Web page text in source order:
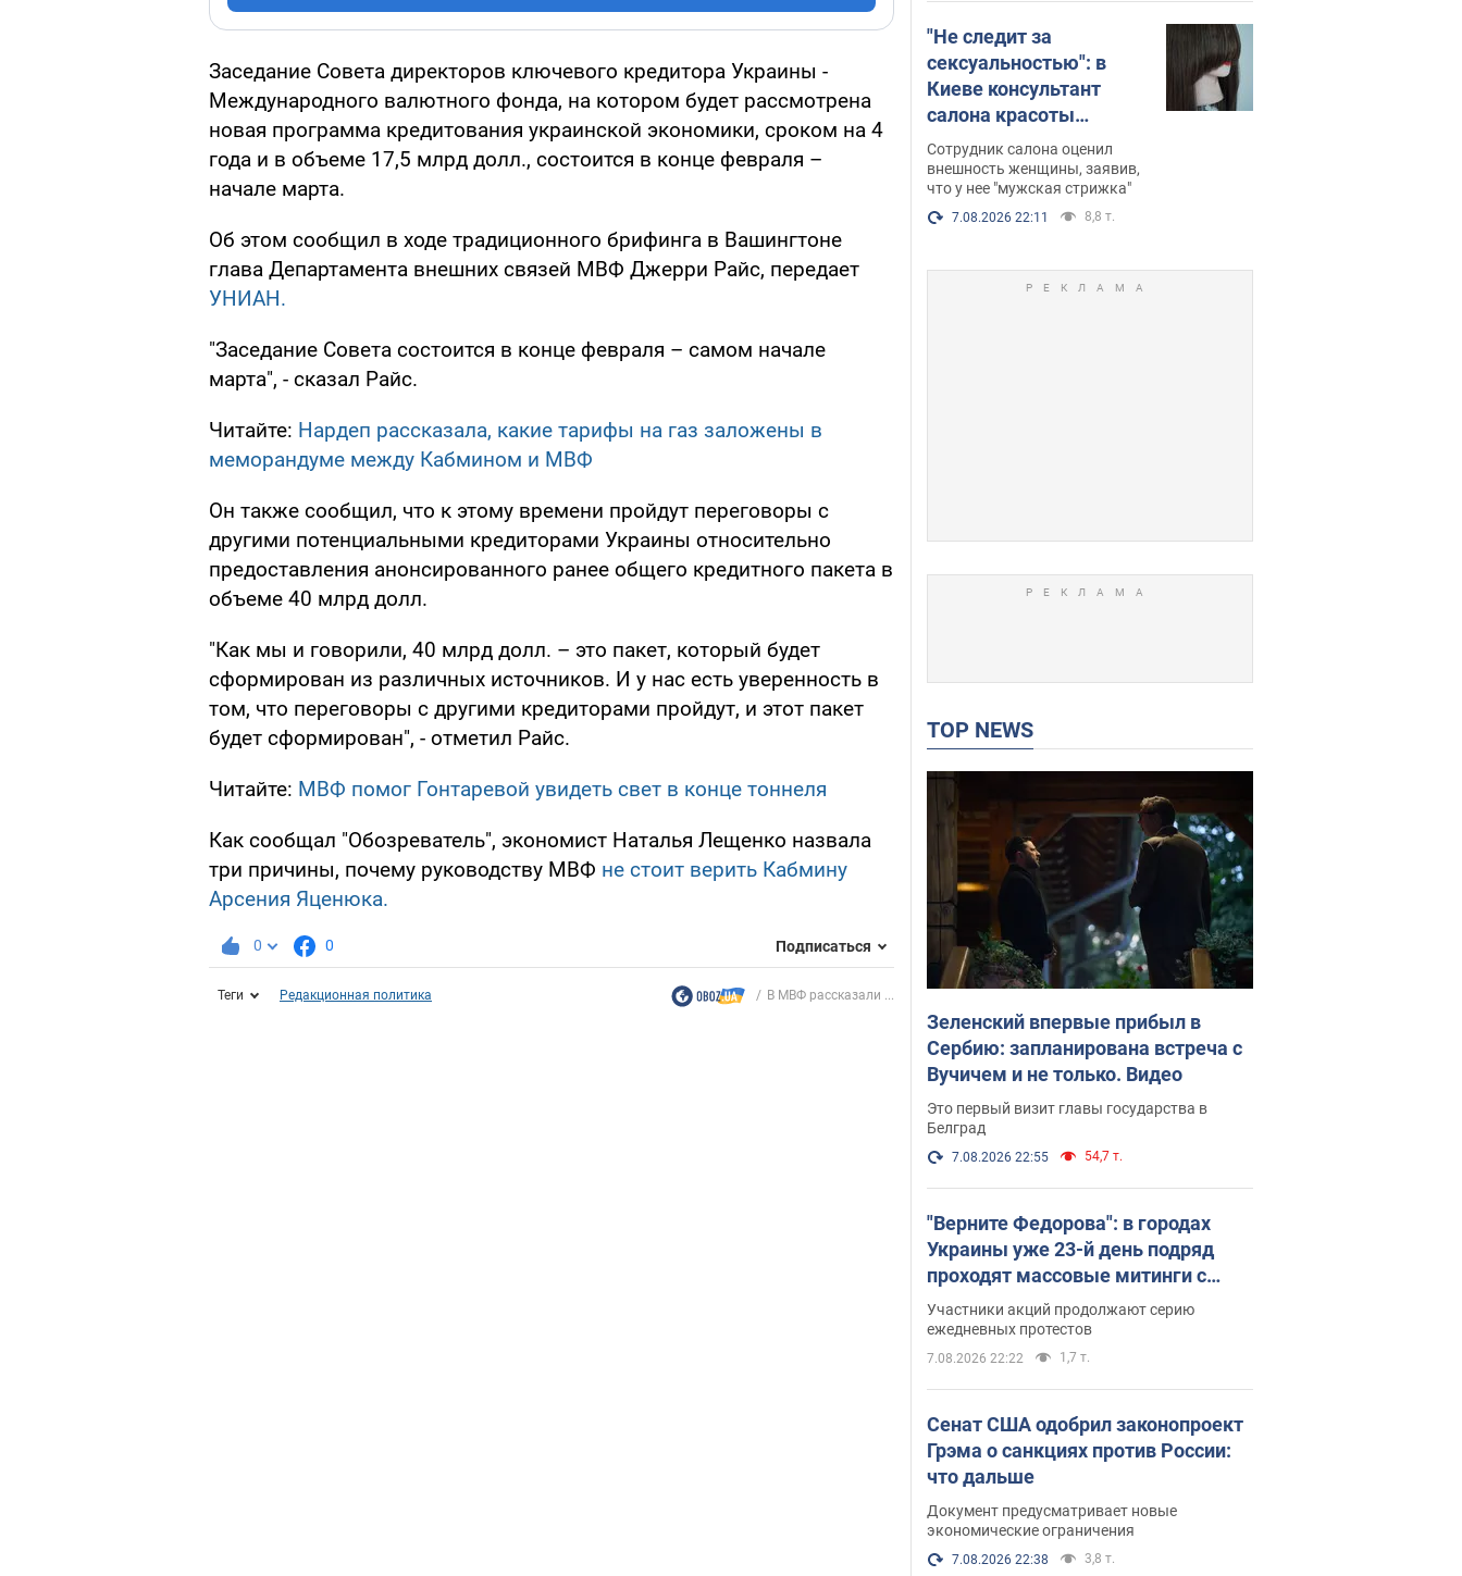
Заседание Совета директоров ключевого кредитора Украины -
Международного валютного фонда, на котором будет рассмотрена
новая программа кредитования украинской экономики, сроком на 4
года и в объеме 17,5 млрд долл., состоится в конце февраля –
начале марта.
Об этом сообщил в ходе традиционного брифинга в Вашингтоне
глава Департамента внешних связей МВФ Джерри Райс, передает
УНИАН.
"Заседание Совета состоится в конце февраля – самом начале
марта", - сказал Райс.
Читайте: Нардеп рассказала, какие тарифы на газ заложены в
меморандуме между Кабмином и МВФ
Он также сообщил, что к этому времени пройдут переговоры с
другими потенциальными кредиторами Украины относительно
предоставления анонсированного ранее общего кредитного пакета в
объеме 40 млрд долл.
"Как мы и говорили, 40 млрд долл. – это пакет, который будет
сформирован из различных источников. И у нас есть уверенность в
том, что переговоры с другими кредиторами пройдут, и этот пакет
будет сформирован", - отметил Райс.
Читайте: МВФ помог Гонтаревой увидеть свет в конце тоннеля
Как сообщал "Обозреватель", экономист Наталья Лещенко назвала
три причины, почему руководству МВФ не стоит верить Кабмину
Арсения Яценюка.
0 0 Подписаться
Теги Редакционная политика В МВФ рассказали ...
"Не следит за
сексуальностью": в
Киеве консультант
салона красоты
оскорбил женщину
после химиотерапии,
разгорелся скандал.
Фото
Сотрудник салона оценил
внешность женщины, заявив,
что у нее "мужская стрижка"
7.08.2026 22:11 8,8 т.
TOP NEWS
Зеленский впервые прибыл в
Сербию: запланирована встреча с
Вучичем и не только. Видео
Это первый визит главы государства в
Белград
7.08.2026 22:55 54,7 т.
"Верните Федорова": в городах
Украины уже 23-й день подряд
проходят массовые митинги с
плакатами. Фото и видео
Участники акций продолжают серию
ежедневных протестов
7.08.2026 22:22 1,7 т.
Сенат США одобрил законопроект
Грэма о санкциях против России:
что дальше
Документ предусматривает новые
экономические ограничения
7.08.2026 22:38 3,8 т.